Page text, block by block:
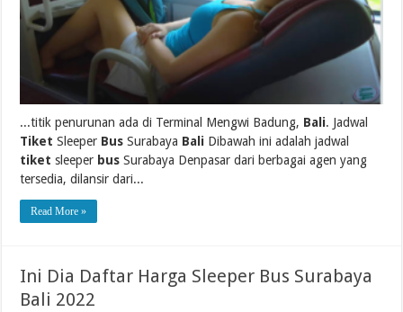
...titik penurunan ada di Terminal Mengwi Badung, Bali. Jadwal
Tiket Sleeper Bus Surabaya Bali Dibawah ini adalah jadwal
tiket sleeper bus Surabaya Denpasar dari berbagai agen yang
tersedia, dilansir dari...
Read More »
Ini Dia Daftar Harga Sleeper Bus Surabaya
Bali 2022